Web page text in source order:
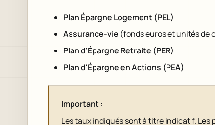
Plan Épargne Logement (PEL)
Assurance-vie (fonds euros et unités de
Plan d'Épargne Retraite (PER)
Plan d'Épargne en Actions (PEA)
Important :
Les taux indiqués sont à titre indicatif.